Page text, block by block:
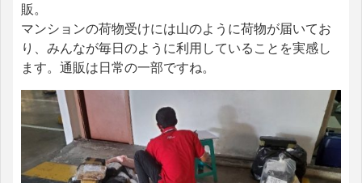
販。
マンションの荷物受けには山のように荷物が届いてお
り、みんなが毎日のように利用していることを実感し
ます。通販は日常の一部ですね。